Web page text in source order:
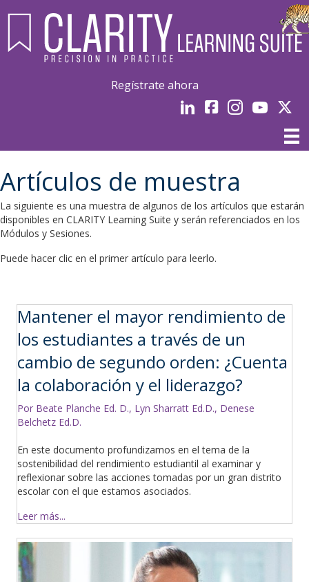
Regístrate ahora
LinkedInFacebookInstagramYoutube
Artículos de muestra
La siguiente es una muestra de algunos de los artículos que estarán
disponibles en CLARITY Learning Suite y serán referenciados en los
Módulos y Sesiones.
Puede hacer clic en el primer artículo para leerlo.
Mantener el mayor rendimiento de
los estudiantes a través de un
cambio de segundo orden: ¿Cuenta
la colaboración y el liderazgo?
Por Beate Planche Ed. D., Lyn Sharratt Ed.D., Denese
Belchetz Ed.D.
En este documento profundizamos en el tema de la
sostenibilidad del rendimiento estudiantil al examinar y
reflexionar sobre las acciones tomadas por un gran distrito
escolar con el que estamos asociados.
Leer más...